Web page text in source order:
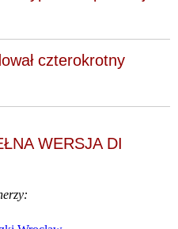
czterokrotny
WERSJA DI